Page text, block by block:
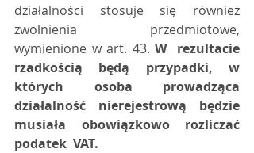
działalności stosuje się również
zwolnienia przedmiotowe,
wymienione w art. 43. W  rezultacie
rzadkością będą przypadki, w
których osoba prowadząca
działalność nierejestrową będzie
musiała obowiązkowo rozliczać
podatek  VAT.